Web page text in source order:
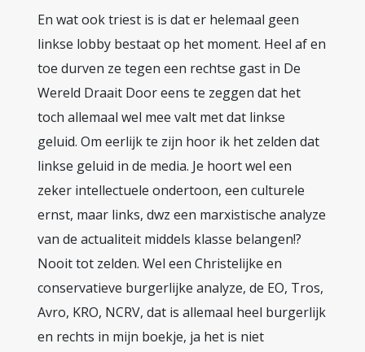
En wat ook triest is is dat er helemaal geen
linkse lobby bestaat op het moment. Heel af en
toe durven ze tegen een rechtse gast in De
Wereld Draait Door eens te zeggen dat het
toch allemaal wel mee valt met dat linkse
geluid. Om eerlijk te zijn hoor ik het zelden dat
linkse geluid in de media. Je hoort wel een
zeker intellectuele ondertoon, een culturele
ernst, maar links, dwz een marxistische analyze
van de actualiteit middels klasse belangen!?
Nooit tot zelden. Wel een Christelijke en
conservatieve burgerlijke analyze, de EO, Tros,
Avro, KRO, NCRV, dat is allemaal heel burgerlijk
en rechts in mijn boekje, ja het is niet